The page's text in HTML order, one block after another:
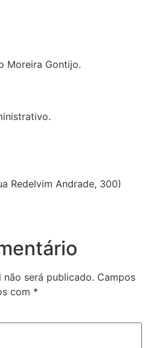
Moreira Gontijo.
Redelvim Andrade, 300)
não será publicado. Campos
com *